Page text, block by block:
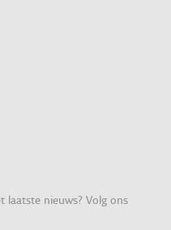
laatste nieuws? Volg ons